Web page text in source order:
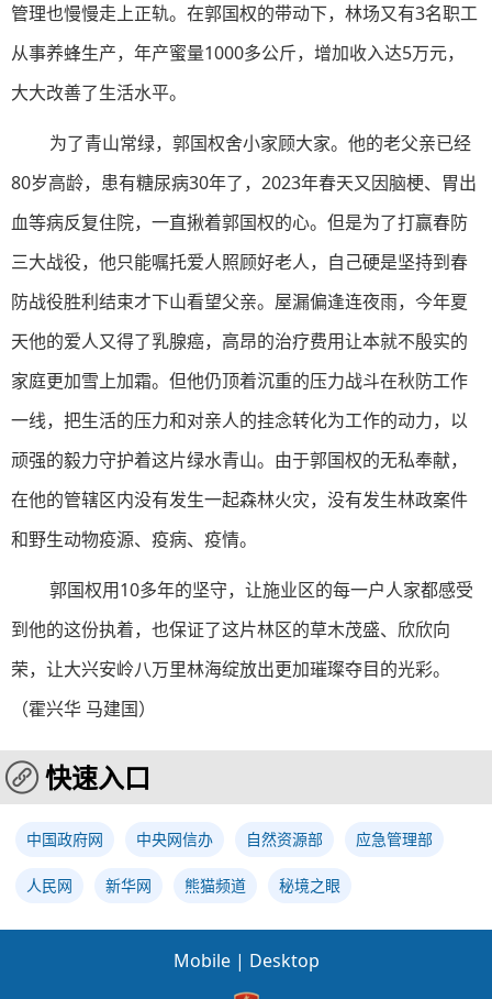
管理也慢慢走上正轨。在郭国权的带动下，林场又有3名职工
从事养蜂生产，年产蜜量1000多公斤，增加收入达5万元，
大大改善了生活水平。
为了青山常绿，郭国权舍小家顾大家。他的老父亲已经
80岁高龄，患有糖尿病30年了，2023年春天又因脑梗、胃出
血等病反复住院，一直揪着郭国权的心。但是为了打赢春防
三大战役，他只能嘱托爱人照顾好老人，自己硬是坚持到春
防战役胜利结束才下山看望父亲。屋漏偏逢连夜雨，今年夏
天他的爱人又得了乳腺癌，高昂的治疗费用让本就不殷实的
家庭更加雪上加霜。但他仍顶着沉重的压力战斗在秋防工作
一线，把生活的压力和对亲人的挂念转化为工作的动力，以
顽强的毅力守护着这片绿水青山。由于郭国权的无私奉献，
在他的管辖区内没有发生一起森林火灾，没有发生林政案件
和野生动物疫源、疫病、疫情。
郭国权用10多年的坚守，让施业区的每一户人家都感受
到他的这份执着，也保证了这片林区的草木茂盛、欣欣向
荣，让大兴安岭八万里林海绽放出更加璀璨夺目的光彩。
（霍兴华 马建国）
快速入口
中国政府网 中央网信办 自然资源部 应急管理部
人民网 新华网 熊猫频道 秘境之眼
Mobile | Desktop